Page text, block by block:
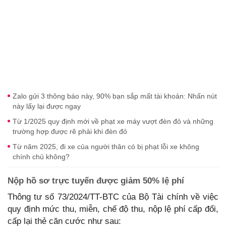
Zalo gửi 3 thông báo này, 90% bạn sắp mất tài khoản: Nhấn nút
này lấy lại được ngay
Từ 1/2025 quy định mới về phạt xe máy vượt đèn đỏ và những
trường hợp được rẽ phải khi đèn đỏ
Từ năm 2025, đi xe của người thân có bị phạt lỗi xe không
chính chủ không?
Nộp hồ sơ trực tuyến được giảm 50% lệ phí
Thông tư số 73/2024/TT-BTC của Bộ Tài chính về việc
quy định mức thu, miễn, chế độ thu, nộp lệ phí cấp đổi,
cấp lại thẻ căn cước như sau: